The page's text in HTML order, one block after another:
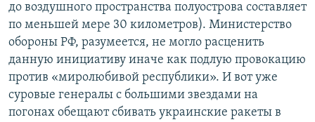
до воздушного пространства полуострова составляет
по меньшей мере 30 километров). Министерство
обороны РФ, разумеется, не могло расценить
данную инициативу иначе как подлую провокацию
против «миролюбивой республики». И вот уже
суровые генералы с большими звездами на
погонах обещают сбивать украинские ракеты в